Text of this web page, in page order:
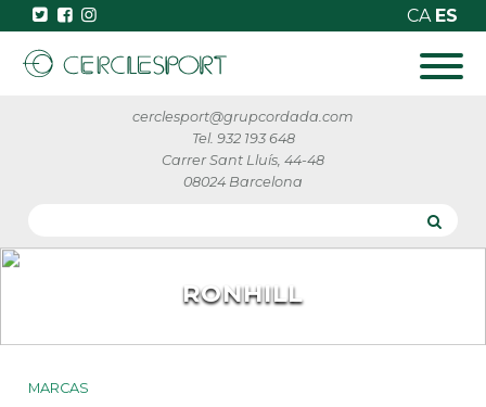
CA ES
cerclesport@grupcordada.com
Tel. 932 193 648
Carrer Sant Lluís, 44-48
08024 Barcelona
RONHILL
MARCAS